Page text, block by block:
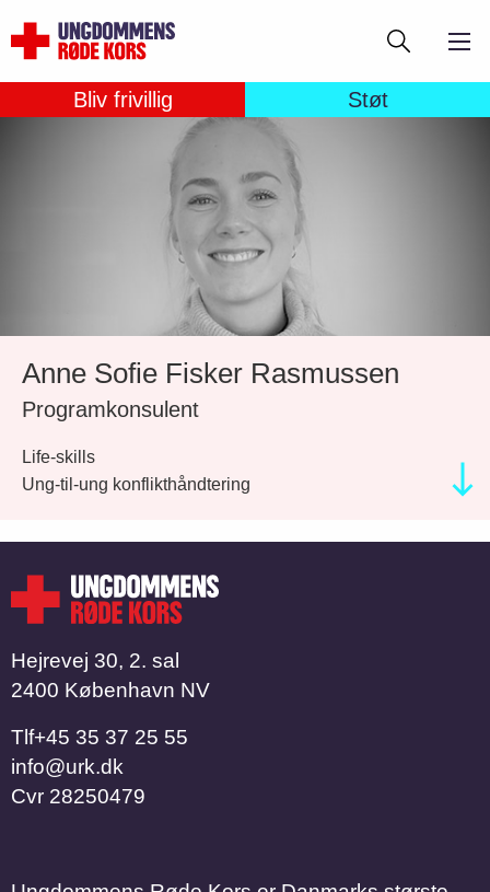
til
hovedindhold
Søg
Bliv frivillig Støt
Anne Sofie Fisker Rasmussen
Programkonsulent
Life-skills
Ung-til-ung konflikthåndtering
Hejrevej 30, 2. sal
2400 København NV
Tlf​​​​​​​+45 35 37 25 55
info@urk.dk
Cvr 28250479